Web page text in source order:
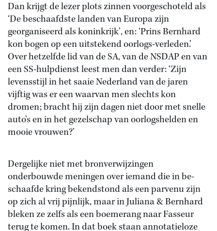
Dan krijgt de lezer plots zinnen voorgeschoteld als
‘De beschaafdste landen van Europa zijn
georganiseerd als koninkrijk’, en: ‘Prins Bernhard
kon bogen op een uitstekend oorlogs-verleden.’
Over hetzelfde lid van de SA, van de NSDAP en van
een SS-hulpdienst leest men dan verder: ‘Zijn
levensstijl in het saaie Nederland van de jaren
vijftig was er een waarvan men slechts kon
dromen; bracht hij zijn dagen niet door met snelle
auto’s en in het gezelschap van oorlogshelden en
mooie vrouwen?’
Dergelijke niet met bronverwijzingen
onderbouwde meningen over iemand die in be-
schaafde kring bekendstond als een parvenu zijn
op zich al vrij pijnlijk, maar in Juliana & Bernhard
bleken ze zelfs als een boemerang naar Fasseur
terug te komen. In dat boek staan annotatieloze